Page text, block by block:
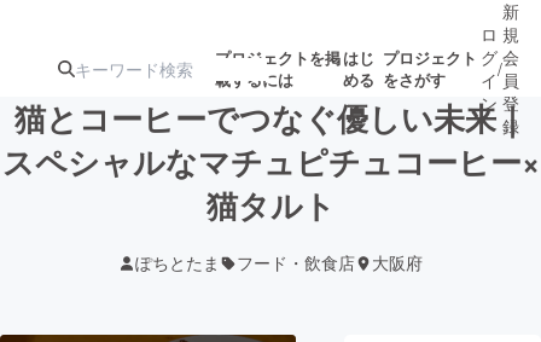
プロジェクトを掲
載するには
はじ
める
プロジェクト
をさがす
注目の新着プロ 募集終了が近いプ
ロ
グ
イ
ン
/
新
規
会
員
登
録
猫とコーヒーでつなぐ優しい未来｜
スペシャルなマチュピチュコーヒー×
猫タルト
ぽちとたま フード・飲食店 大阪府